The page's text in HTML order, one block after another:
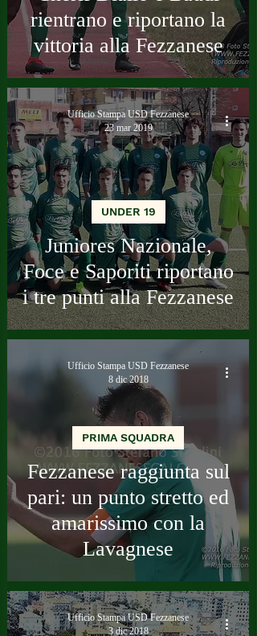
rientrano e riportano la
vittoria alla Fezzanese
Juniores Nazionale,
Foce e Saporiti riportano
i tre punti alla Fezzanese
UNDER 19
Ufficio Stampa USD Fezzanese
23 mar 2019
Fezzanese raggiunta sul
pari: un punto stretto ed
amarissimo con la
Lavagnese
PRIMA SQUADRA
Ufficio Stampa USD Fezzanese
8 dic 2018
Ufficio Stampa USD Fezzanese
3 dic 2018